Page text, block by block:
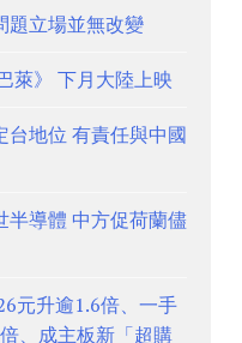
題立場並無改變
萊》 下月大陸上映
台地位 有責任與中國
半導體 中方促荷蘭儘
元升逾1.6倍、一手
、成主板新「超購